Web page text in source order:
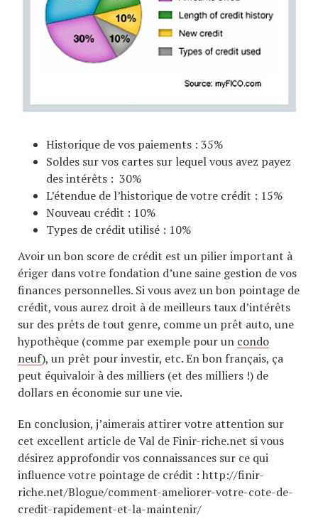
Historique de vos paiements : 35%
Soldes sur vos cartes sur lequel vous avez payez
des intérêts : 30%
L’étendue de l’historique de votre crédit : 15%
Nouveau crédit : 10%
Types de crédit utilisé : 10%
Avoir un bon score de crédit est un pilier important à
ériger dans votre fondation d’une saine gestion de vos
finances personnelles. Si vous avez un bon pointage de
crédit, vous aurez droit à de meilleurs taux d’intérêts
sur des prêts de tout genre, comme un prêt auto, une
hypothèque (comme par exemple pour un condo
neuf), un prêt pour investir, etc. En bon français, ça
peut équivaloir à des milliers (et des milliers !) de
dollars en économie sur une vie.
En conclusion, j’aimerais attirer votre attention sur
cet excellent article de Val de Finir-riche.net si vous
désirez approfondir vos connaissances sur ce qui
influence votre pointage de crédit : http://finir-
riche.net/Blogue/comment-ameliorer-votre-cote-de-
credit-rapidement-et-la-maintenir/